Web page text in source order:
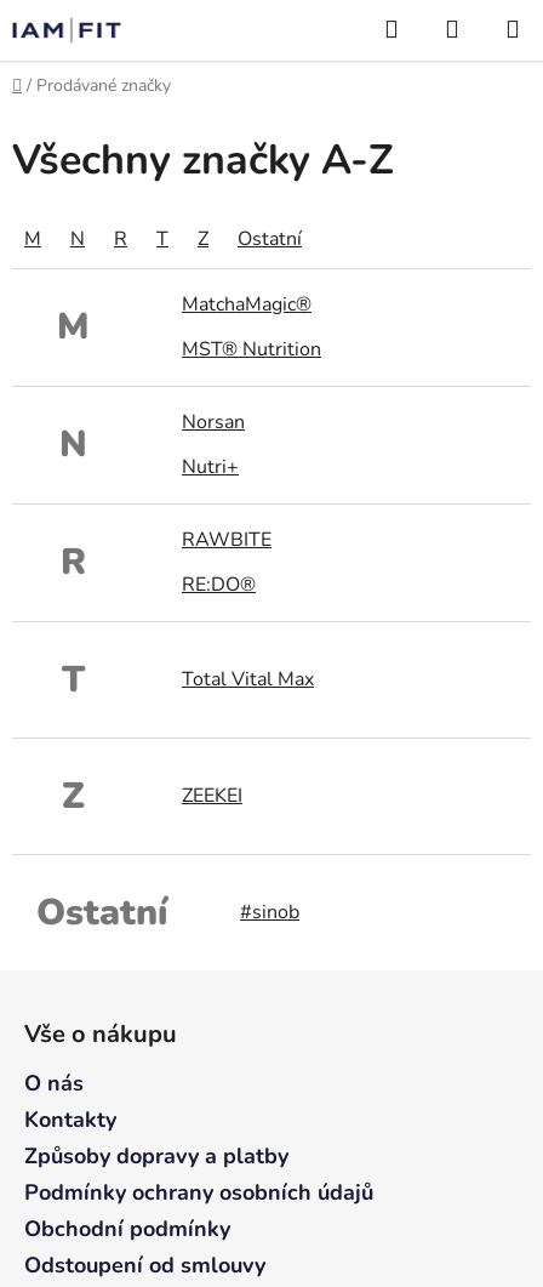
na
obsah
Hledat
KOŠÍK
Domů
/ Prodávané značky
Všechny značky A-Z
M N R T Z Ostatní
M
MatchaMagic®
MST® Nutrition
N
Norsan
Nutri+
R
RAWBITE
RE:DO®
T Total Vital Max
Z ZEEKEI
Ostatní #sinob
Vše o nákupu
O nás
Kontakty
Způsoby dopravy a platby
Podmínky ochrany osobních údajů
Obchodní podmínky
Odstoupení od smlouvy